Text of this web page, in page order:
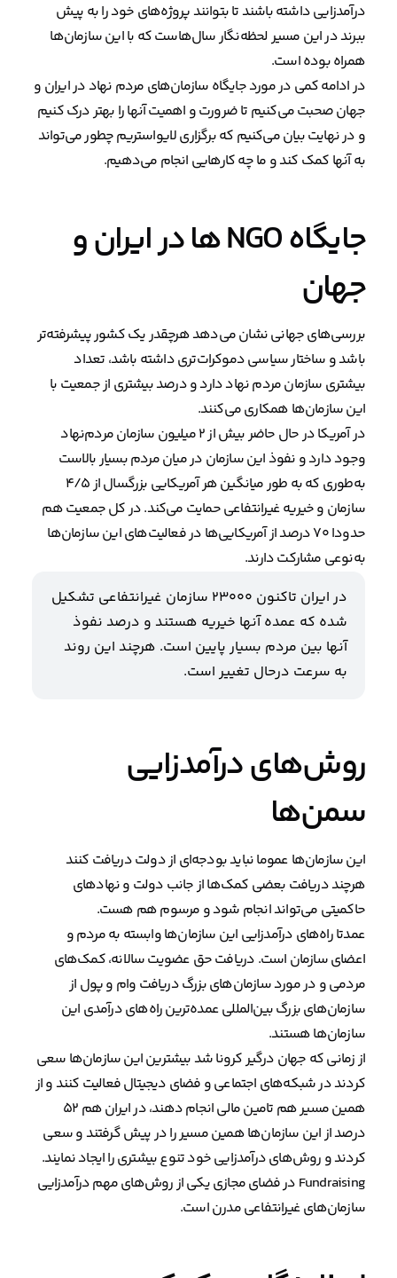
درآمدزایی داشته باشند تا بتوانند پروژه‌های خود را به پیش
ببرند در این مسیر لحظه‌نگار سال‌هاست که با این سازمان‌ها
همراه بوده است.
در ادامه کمی در مورد جایگاه سازمان‌های مردم نهاد در ایران و
جهان صحبت می‌کنیم تا ضرورت و اهمیت آنها را بهتر درک کنیم
و در نهایت بیان می‌کنیم که برگزاری لایواستریم چطور می‌تواند
به آنها کمک کند و ما چه کارهایی انجام می‌دهیم.
جایگاه NGO ها در ایران و
جهان
بررسی‌های جهانی نشان می‌دهد هرچقدر یک کشور پیشرفته‌تر
باشد و ساختار سیاسی دموکرات‌تری داشته باشد، تعداد
بیشتری سازمان مردم نهاد دارد و درصد بیشتری از جمعیت با
این سازمان‌ها همکاری می‌کنند.
در آمریکا در حال حاضر بیش از ۲ میلیون سازمان مردم‌نهاد
وجود دارد و نفوذ این سازمان در میان مردم بسیار بالاست
به‌طوری که به طور میانگین هر آمریکایی بزرگسال از ۴/۵
سازمان و خیریه غیرانتفاعی حمایت می‌کند. در کل جمعیت هم
حدودا ۷۰ درصد از آمریکایی‌ها در فعالیت‌های این سازمان‌ها
به‌نوعی مشارکت دارند.
در ایران تاکنون ۲۳۰۰۰ سازمان غیرانتفاعی تشکیل
شده که عمده آنها خیریه هستند و درصد نفوذ
آنها بین مردم بسیار پایین است. هرچند این روند
به سرعت درحال تغییر است.
روش‌های درآمدزایی
سمن‌ها
این سازمان‌ها عموما نباید بودجه‌ای از دولت دریافت کنند
هرچند دریافت بعضی کمک‌ها از جانب دولت و نهادهای
حاکمیتی می‌تواند انجام شود و مرسوم هم هست.
عمدتا راه‌های درآمدزایی این سازمان‌ها وابسته به مردم و
اعضای سازمان است. دریافت حق عضویت سالانه، کمک‌های
مردمی و در مورد سازمان‌های بزرگ دریافت وام و پول از
سازمان‌های بزرگ بین‌المللی عمده‌ترین راه‌های درآمدی این
سازمان‌ها هستند.
از زمانی که جهان درگیر کرونا شد بیشترین این سازمان‌ها سعی
کردند در شبکه‌های اجتماعی و فضای دیجیتال فعالیت کنند و از
همین مسیر هم تامین مالی انجام دهند، در ایران هم ۵۲
درصد از این سازمان‌ها همین مسیر را در پیش گرفتند و سعی
کردند و روش‌های درآمدزایی خود تنوع بیشتری را ایجاد نمایند.
Fundraising در فضای مجازی یکی از روش‌های مهم درآمدزایی
سازمان‌های غیرانتفاعی مدرن است.